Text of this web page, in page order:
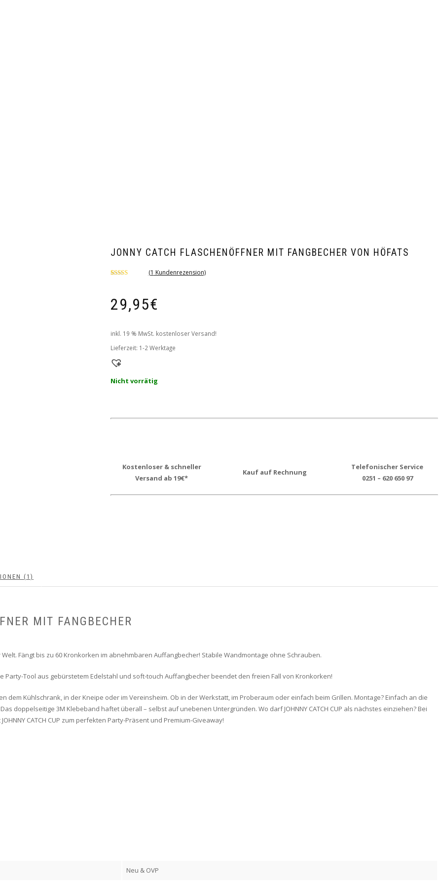
JONNY CATCH FLASCHENÖFFNER MIT FANGBECHER VON HÖFATS
basierend
auf
Kundenbewertung
(1 Kundenrezension)
29,95€
inkl. 19 % MwSt. kostenloser Versand!
Lieferzeit: 1-2 Werktage
Nicht vorrätig
Kostenloser & schneller
Versand ab 19€*
Kauf auf Rechnung
Telefonischer Service
0251 – 620 650 97
(1)
MIT FANGBECHER
Fängt bis zu 60 Kronkorken im abnehmbaren Auffangbecher! Stabile Wandmontage ohne Schrauben.
Tool aus gebürstetem Edelstahl und soft-touch Auffangbecher beendet den freien Fall von Kronkorken!
dem Kühlschrank, in der Kneipe oder im Vereinsheim. Ob in der Werkstatt, im Proberaum oder einfach beim Grillen. Montage? Einfach an die
doppelseitige 3M Klebeband haftet überall – selbst auf unebenen Untergründen. Wo darf JOHNNY CATCH CUP als nächstes einziehen? Bei
CATCH CUP zum perfekten Party-Präsent und Premium-Giveaway!
Neu & OVP